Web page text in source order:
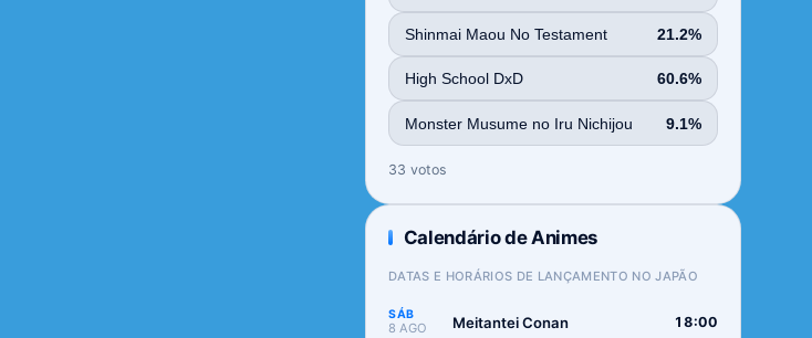
Shinmai Maou No Testament 21.2%
High School DxD 60.6%
Monster Musume no Iru Nichijou 9.1%
33 votos
Calendário de Animes
DATAS E HORÁRIOS DE LANÇAMENTO NO JAPÃO
SÁB
8 AGO Meitantei Conan 18:00